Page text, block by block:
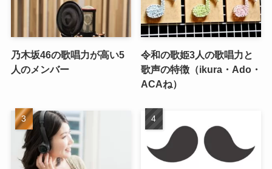
乃木坂46の歌唱力が高い5
人のメンバー
令和の歌姫3人の歌唱力と
歌声の特徴（ikura・Ado・
ACAね）